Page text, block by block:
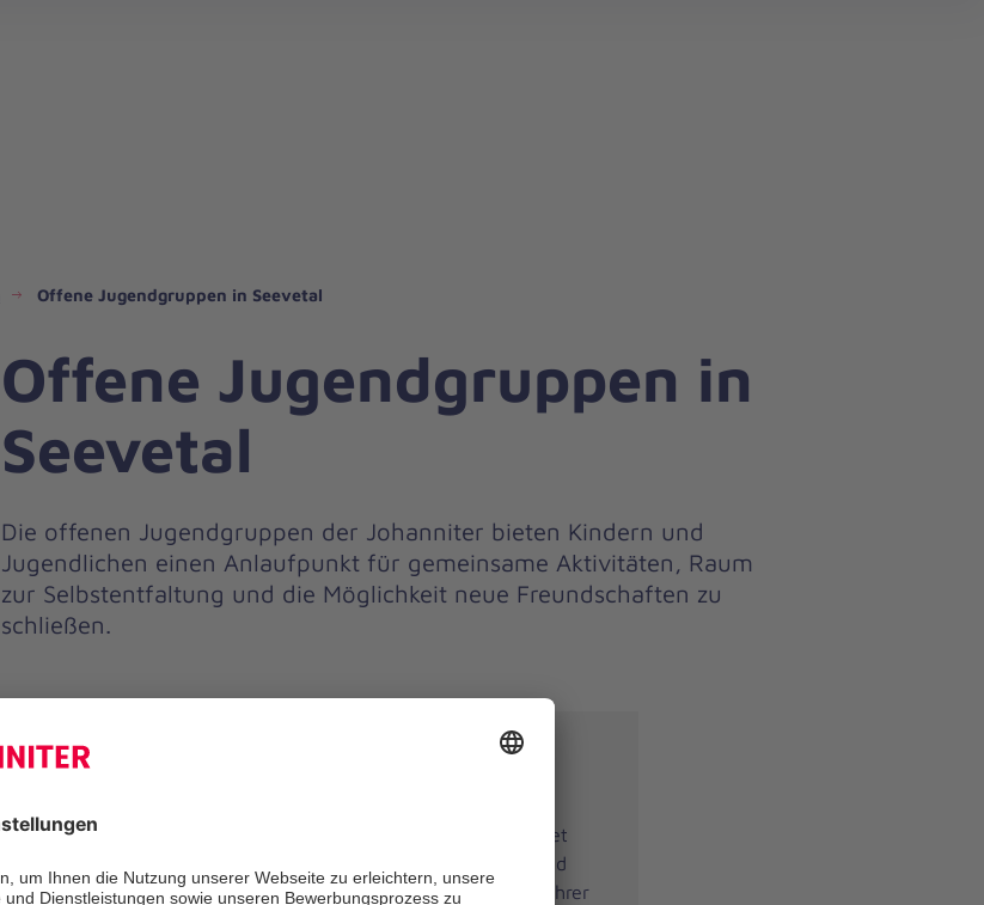
Offene Jugendgruppen in Seevetal
Offene Jugendgruppen in
Seevetal
Die offenen Jugendgruppen der Johanniter bieten Kindern und
Jugendlichen einen Anlaufpunkt für gemeinsame Aktivitäten, Raum
zur Selbstentfaltung und die Möglichkeit neue Freundschaften zu
schließen.
Die offene Jugendarbeit der Johanniter bietet
Raum für Selbstentfaltung für alle Kinder und
Jugendlichen – unabhängig ihres Glaubens, ihrer